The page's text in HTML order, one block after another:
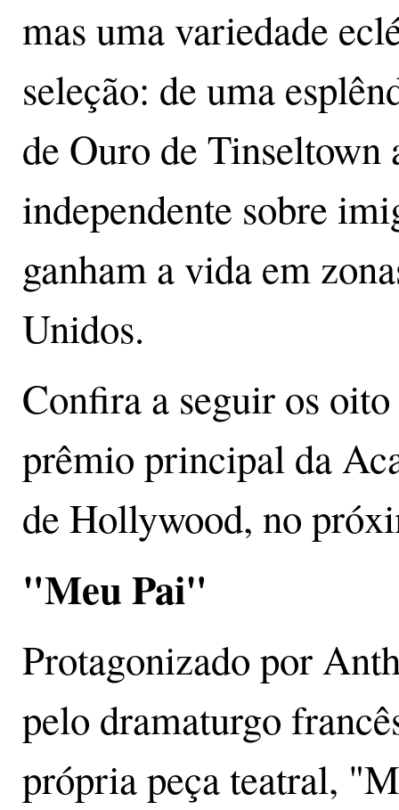
mas uma variedade
seleção: de uma
de Ouro de Tinseltown
independente sobre
ganham a vida em
Unidos.
Confira a seguir os
prêmio principal da
de Hollywood, no
"Meu Pai"
Protagonizado por
pelo dramaturgo
própria peça teatral,